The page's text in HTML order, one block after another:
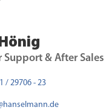
Support & After Sales
/ 29706 - 23